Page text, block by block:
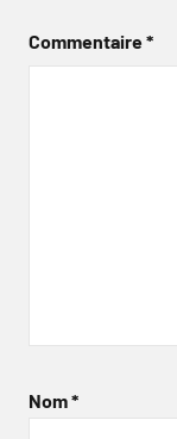
Commentaire*
Nom*